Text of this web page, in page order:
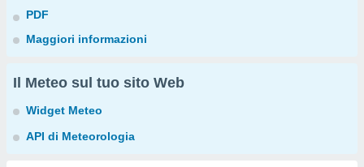
PDF
Maggiori informazioni
Il Meteo sul tuo sito Web
Widget Meteo
API di Meteorologia